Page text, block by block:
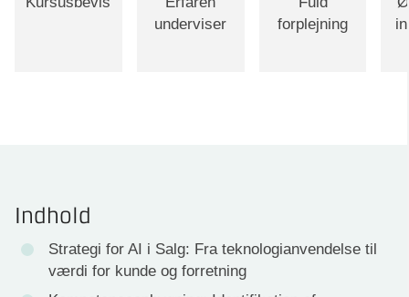
underviser
forplejning
Indhold
Strategi for AI i Salg: Fra teknologianvendelse til
værdi for kunde og forretning